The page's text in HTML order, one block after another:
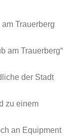
Trauerberg
am Trauerberg“
der Stadt
zu einem
an Equipment